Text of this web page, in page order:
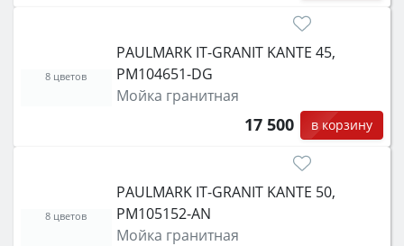
PAULMARK IT-GRANIT KANTE 45,
PM104651-DG
Мойка гранитная
17 500 в корзину
8 цветов
PAULMARK IT-GRANIT KANTE 50,
PM105152-AN
Мойка гранитная
8 цветов